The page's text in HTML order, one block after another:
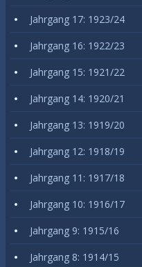
Jahrgang 17: 1923/24
Jahrgang 16: 1922/23
Jahrgang 15: 1921/22
Jahrgang 14: 1920/21
Jahrgang 13: 1919/20
Jahrgang 12: 1918/19
Jahrgang 11: 1917/18
Jahrgang 10: 1916/17
Jahrgang 9: 1915/16
Jahrgang 8: 1914/15